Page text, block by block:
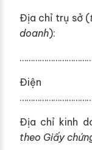
Địa chỉ trụ sở (
doanh):
Điện
Địa chỉ kinh
theo Giấy